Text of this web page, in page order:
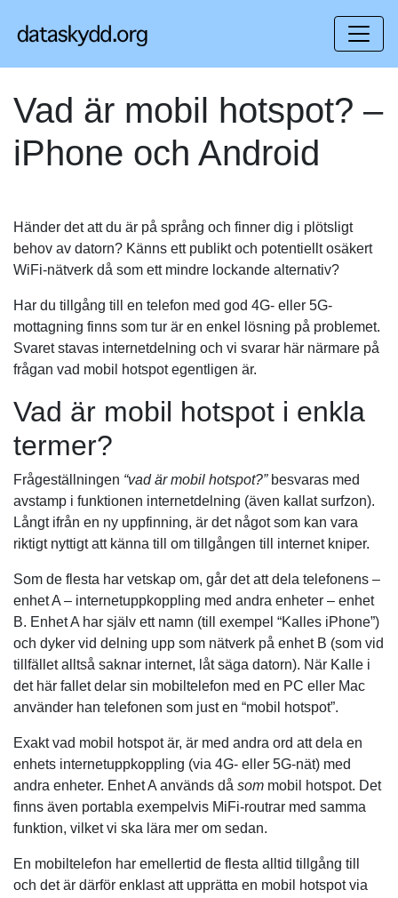
Vad är mobil hotspot? –
iPhone och Android
Händer det att du är på språng och finner dig i plötsligt
behov av datorn? Känns ett publikt och potentiellt osäkert
WiFi-nätverk då som ett mindre lockande alternativ?
Har du tillgång till en telefon med god 4G- eller 5G-
mottagning finns som tur är en enkel lösning på problemet.
Svaret stavas internetdelning och vi svarar här närmare på
frågan vad mobil hotspot egentligen är.
Vad är mobil hotspot i enkla
termer?
Frågeställningen “vad är mobil hotspot?”besvaras med
avstamp i funktionen internetdelning (även kallat surfzon).
Långt ifrån en ny uppfinning, är det något som kan vara
riktigt nyttigt att känna till om tillgången till internet kniper.
Som de flesta har vetskap om, går det att dela telefonens –
enhet A – internetuppkoppling med andra enheter – enhet
B. Enhet A har själv ett namn (till exempel “Kalles iPhone”)
och dyker vid delning upp som nätverk på enhet B (som vid
tillfället alltså saknar internet, låt säga datorn). När Kalle i
det här fallet delar sin mobiltelefon med en PC eller Mac
använder han telefonen som just en “mobil hotspot”.
Exakt vad mobil hotspot är, är med andra ord att dela en
enhets internetuppkoppling (via 4G- eller 5G-nät) med
andra enheter. Enhet A används då som mobil hotspot. Det
finns även portabla exempelvis MiFi-routrar med samma
funktion, vilket vi ska lära mer om sedan.
En mobiltelefon har emellertid de flesta alltid tillgång till
och det är därför enklast att upprätta en mobil hotspot via